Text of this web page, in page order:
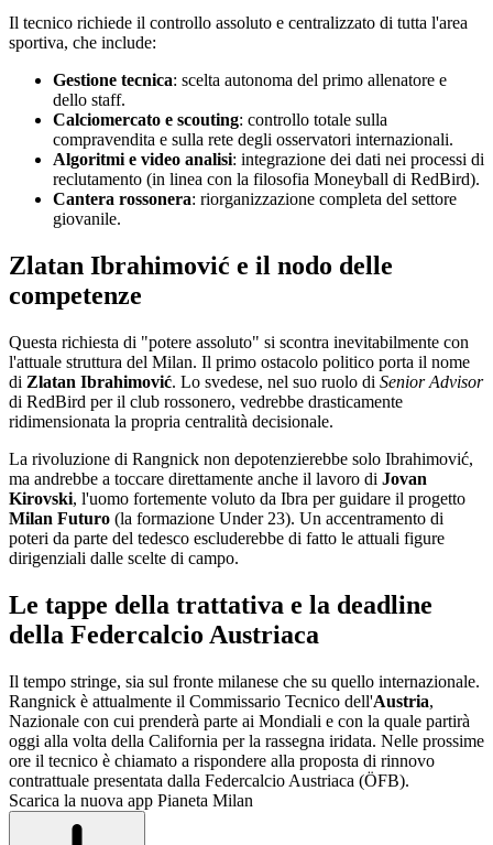
Il tecnico richiede il controllo assoluto e centralizzato di tutta l'area
sportiva, che include:
Gestione tecnica: scelta autonoma del primo allenatore e
dello staff.
Calciomercato e scouting: controllo totale sulla
compravendita e sulla rete degli osservatori internazionali.
Algoritmi e video analisi: integrazione dei dati nei processi di
reclutamento (in linea con la filosofia Moneyball di RedBird).
Cantera rossonera: riorganizzazione completa del settore
giovanile.
Zlatan Ibrahimović e il nodo delle
competenze
Questa richiesta di "potere assoluto" si scontra inevitabilmente con
l'attuale struttura del Milan. Il primo ostacolo politico porta il nome
di Zlatan Ibrahimović. Lo svedese, nel suo ruolo di Senior Advisor
di RedBird per il club rossonero, vedrebbe drasticamente
ridimensionata la propria centralità decisionale.
La rivoluzione di Rangnick non depotenzierebbe solo Ibrahimović,
ma andrebbe a toccare direttamente anche il lavoro di Jovan
Kirovski, l'uomo fortemente voluto da Ibra per guidare il progetto
Milan Futuro (la formazione Under 23). Un accentramento di
poteri da parte del tedesco escluderebbe di fatto le attuali figure
dirigenziali dalle scelte di campo.
Le tappe della trattativa e la deadline
della Federcalcio Austriaca
Il tempo stringe, sia sul fronte milanese che su quello internazionale.
Rangnick è attualmente il Commissario Tecnico dell'Austria,
Nazionale con cui prenderà parte ai Mondiali e con la quale partirà
oggi alla volta della California per la rassegna iridata. Nelle prossime
ore il tecnico è chiamato a rispondere alla proposta di rinnovo
contrattuale presentata dalla Federcalcio Austriaca (ÖFB).
Scarica la nuova app Pianeta Milan